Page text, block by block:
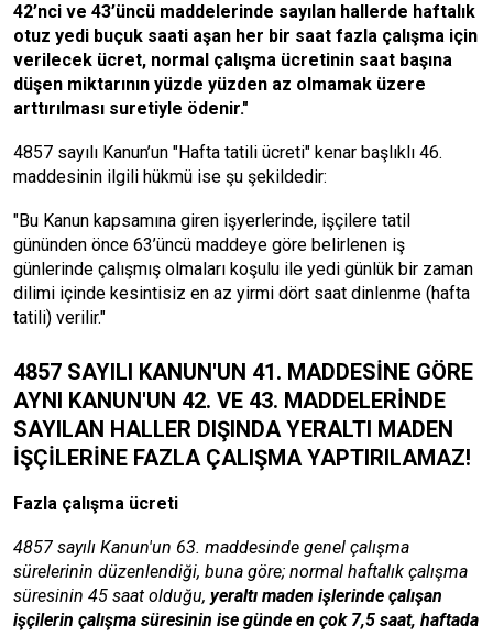
42’nci ve 43’üncü maddelerinde sayılan hallerde haftalık
otuz yedi buçuk saati aşan her bir saat fazla çalışma için
verilecek ücret, normal çalışma ücretinin saat başına
düşen miktarının yüzde yüzden az olmamak üzere
arttırılması suretiyle ödenir."
4857 sayılı Kanun’un "Hafta tatili ücreti" kenar başlıklı 46.
maddesinin ilgili hükmü ise şu şekildedir:
"Bu Kanun kapsamına giren işyerlerinde, işçilere tatil
gününden önce 63’üncü maddeye göre belirlenen iş
günlerinde çalışmış olmaları koşulu ile yedi günlük bir zaman
dilimi içinde kesintisiz en az yirmi dört saat dinlenme (hafta
tatili) verilir."
4857 SAYILI KANUN'UN 41. MADDESİNE GÖRE
AYNI KANUN'UN 42. VE 43. MADDELERİNDE
SAYILAN HALLER DIŞINDA YERALTI MADEN
İŞÇİLERİNE FAZLA ÇALIŞMA YAPTIRILAMAZ!
Fazla çalışma ücreti
4857 sayılı Kanun'un 63. maddesinde genel çalışma
sürelerinin düzenlendiği, buna göre; normal haftalık çalışma
süresinin 45 saat olduğu, yeraltı maden işlerinde çalışan
işçilerin çalışma süresinin ise günde en çok 7,5 saat, haftada